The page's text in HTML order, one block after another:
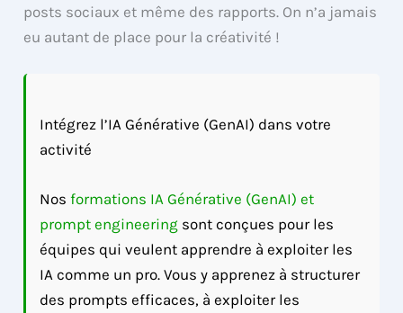
posts sociaux et même des rapports. On n’a jamais
eu autant de place pour la créativité !
Intégrez l’IA Générative (GenAI) dans votre
activité
Nosformations IA Générative (GenAI) et
prompt engineering sont conçues pour les
équipes qui veulent apprendre à exploiter les
IA comme un pro. Vous y apprenez à structurer
des prompts efficaces, à exploiter les